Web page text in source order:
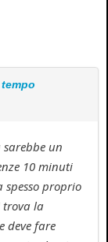
un
10 minuti
proprio
trova la
deve fare